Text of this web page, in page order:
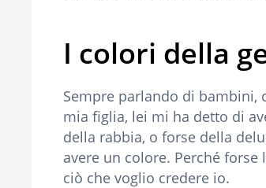
I colori della
Sempre parlando di bambini,
mia figlia, lei mi ha detto di
della rabbia, o forse della
avere un colore. Perché
ciò che voglio credere io.